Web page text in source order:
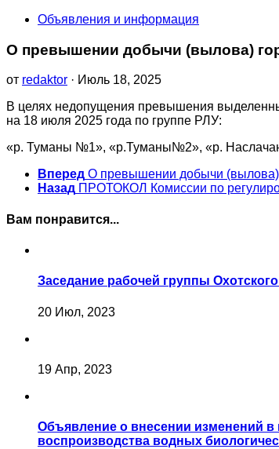
Объявления и информация
О превышении добычи (вылова)
от redaktor · Июль 18, 2025
В целях недопущения превышения
на 18 июля 2025 года по группе РЛУ:
«р. Туманы №1», «р.Туманы№2», «р.
Вперед О превышении добычи (вылова)
Назад ПРОТОКОЛ Комиссии по
Вам понравится...
Заседание рабочей группы
20 Июл, 2023
19 Апр, 2023
Объявление о внесении изменений в
воспроизводства водных